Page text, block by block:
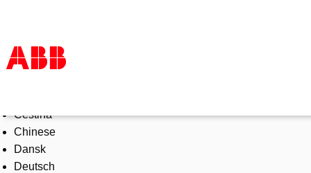
Products & Solutions
Industries
Services
About us
Čeština
Chinese
Dansk
Deutsch